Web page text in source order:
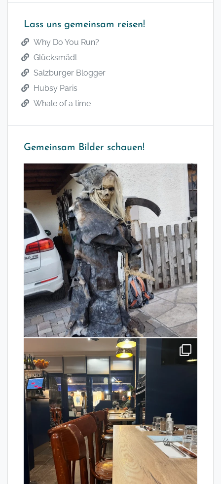
Lass uns gemeinsam reisen!
Why Do You Run?
Glücksmädl
Salzburger Blogger
Hubsy Paris
Whale of a time
Gemeinsam Bilder schauen!